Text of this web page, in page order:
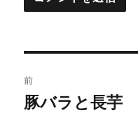
稿
前
前
豚バラと長芋